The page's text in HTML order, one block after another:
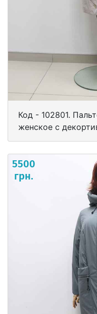
Код - 102801.
женское с
5500
грн.